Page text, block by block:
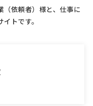
（依頼者）様と、仕事に
トです。
OEM
体的な仕様はどうします
：サンプルの受け取り方法
色ワー …